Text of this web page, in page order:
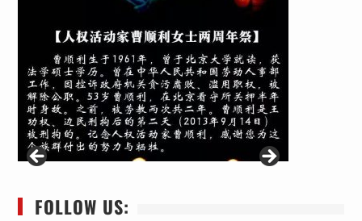
FOLLOW US: